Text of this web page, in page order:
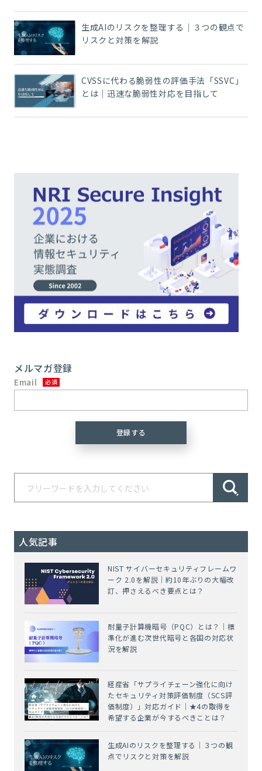
生成AIのリスクを整理する｜３つの観点で
リスクと対策を解説
CVSSに代わる脆弱性の評価手法「SSVC」
とは｜迅速な脆弱性対応を目指して
メルマガ登録
Email
人気記事
NIST サイバーセキュリティフレームワ
ーク 2.0を解説｜約10年ぶりの大幅改
訂、押さえるべき要点とは？
耐量子計算機暗号（PQC）とは？｜標
準化が進む次世代暗号と各国の対応状
況を解説
経産省「サプライチェーン強化に向け
たセキュリティ対策評価制度（SCS評
価制度）」対応ガイド｜★4の取得を
希望する企業が今するべきことは？
生成AIのリスクを整理する｜３つの観
点でリスクと対策を解説